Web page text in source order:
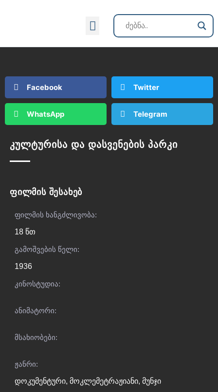
Facebook Twitter
WhatsApp Telegram
კულტურისა და დასვენების პარკი
ფილმის შესახებ
ფილმის ხანგძლივობა:
18 წთ
გამოშვების წელი:
1936
კინოსტუდია:
ანიმატორი:
მსახიობები:
ჟანრი:
დოკუმენტური, მოკლემეტრაჟიანი, მუნჯი